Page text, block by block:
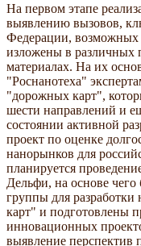
На первом этапе
выявлению вызовов,
Федерации,
изложены в различных
материалах. На их
"Роснанотеха"
"дорожных карт",
шести направлений и
состоянии активной
проект по оценке
нанорынков для
планируется
Дельфи, на основе
группы для
карт" и подготовлены
инновационных
выявление перспектив